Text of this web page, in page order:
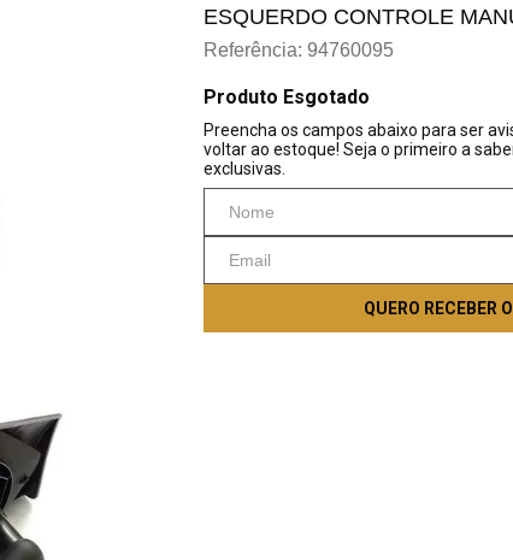
ESQUERDO CONTROLE
Referência: 94760095